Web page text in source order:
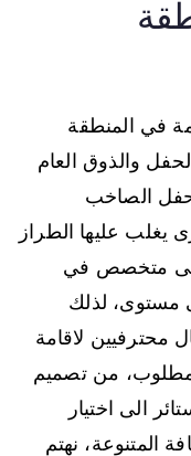
في المنطقة
والذوق العام
الصاخب
يغلب عليها الطراز
متخصص في
مستوى، لذلك
محترفيين لاقامة
من تصميم
الى اختيار
المتنوعة، نهتم